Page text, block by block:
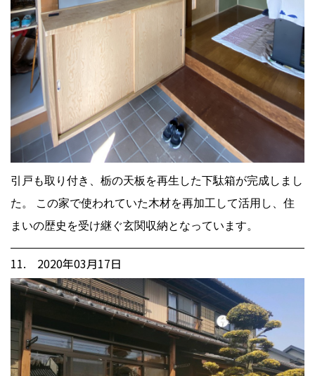
引戸も取り付き、栃の天板を再生した下駄箱が完成しまし
た。 この家で使われていた木材を再加工して活用し、住
まいの歴史を受け継ぐ玄関収納となっています。
11. 2020年03月17日